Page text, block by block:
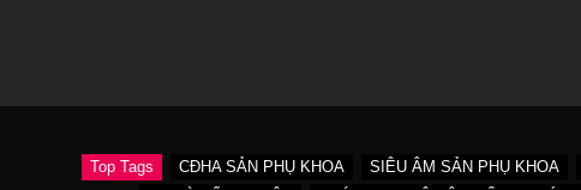
Top Tags CĐHA SẢN PHỤ KHOA SIÊU ÂM SẢN PHỤ KHOA